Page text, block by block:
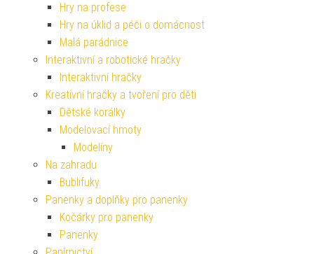
Hry na profese
Hry na úklid a péči o domácnost
Malá parádnice
Interaktivní a robotické hračky
Interaktivní hračky
Kreativní hračky a tvoření pro děti
Dětské korálky
Modelovací hmoty
Modelíny
Na zahradu
Bublifuky
Panenky a doplňky pro panenky
Kočárky pro panenky
Panenky